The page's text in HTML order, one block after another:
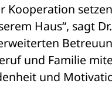
Kooperation
Haus“, sagt
und Familie
und